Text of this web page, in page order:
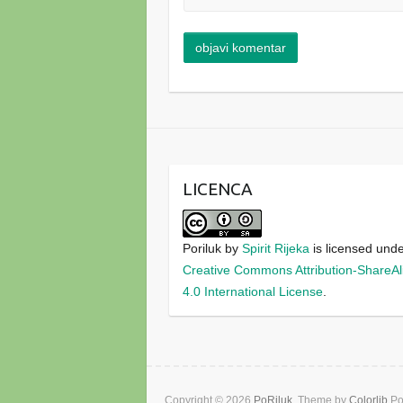
LICENCA
Poriluk bySpirit Rijeka is licensed
Creative Commons Attribution-
4.0 International License
Copyright © 2026 PoRiluk . Theme by Colorlib